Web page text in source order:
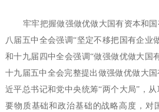
牢牢把握做强做优做大国有资本和国
八届五中全会强调“坚定不移把国有企业
和十九届四中全会强调“做强做优做大国
十九届五中全会完整提出做强做优做大
近平总书记和党中央统筹“两个大局”，
要物质基础和政治基础的战略高度，对